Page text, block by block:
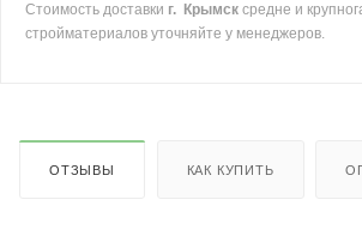
Стоимость доставки г. Крымск средне и
стройматериалов уточняйте у менеджеров.
ОТЗЫВЫ КАК КУПИТЬ